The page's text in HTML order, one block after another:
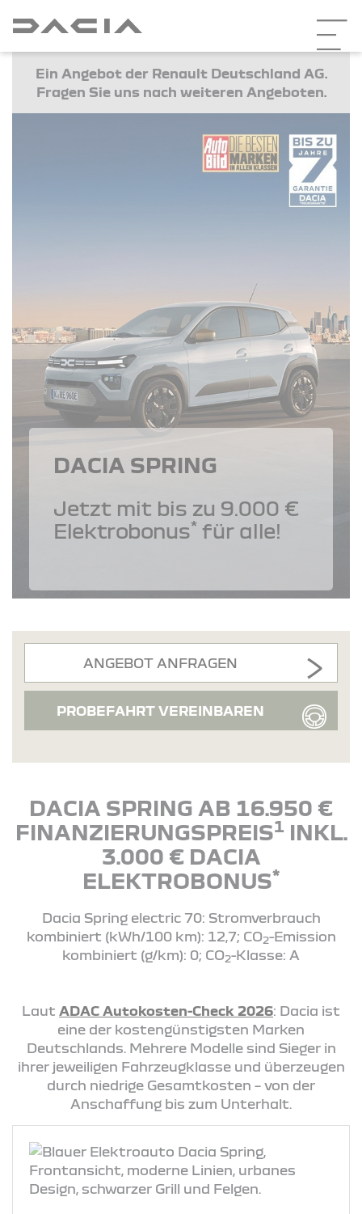
Ein Angebot der Renault Deutschland AG.
Fragen Sie uns nach weiteren Angeboten.
DACIA SPRING
Jetzt mit bis zu 9.000 €
Elektrobonus*für alle!
ANGEBOT ANFRAGEN
PROBEFAHRT VEREINBAREN
DACIA SPRING AB 16.950 €
FINANZIERUNGSPREIS1INKL.
3.000 € DACIA
ELEKTROBONUS*
Dacia Spring electric 70: Stromverbrauch
kombiniert (kWh/100 km): 12,7; CO2-Emission
kombiniert (g/km): 0; CO2-Klasse: A
Laut ADAC Autokosten-Check 2026: Dacia ist
eine der kostengünstigsten Marken
Deutschlands. Mehrere Modelle sind Sieger in
ihrer jeweiligen Fahrzeugklasse und überzeugen
durch niedrige Gesamtkosten – von der
Anschaffung bis zum Unterhalt.